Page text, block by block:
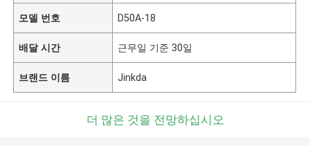
모델 번호 D50A-18
배달 시간 근무일 기준 30일
브랜드 이름 Jinkda
더 많은 것을 전망하십시오